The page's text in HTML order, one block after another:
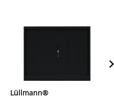
Lüllmann®